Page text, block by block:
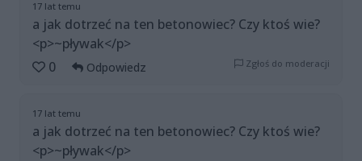
17 lat temu
a jak dotrzeć na ten betonowiec? Czy ktoś wie?
<p>~pływak</p>
0
Odpowiedz Zgłoś do moderacji
17 lat temu
a jak dotrzeć na ten betonowiec? Czy ktoś wie?
<p>~pływak</p>